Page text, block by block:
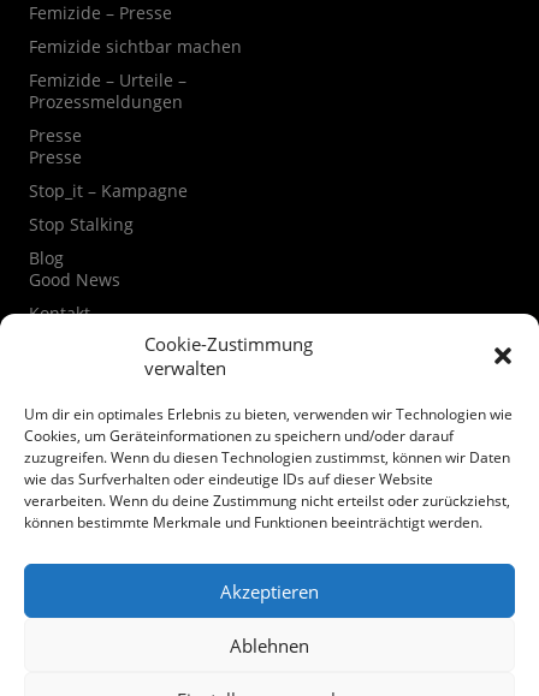
Cookie-Zustimmung
verwalten
Um dir ein optimales Erlebnis zu bieten, verwenden wir Technologien wie
Cookies, um Geräteinformationen zu speichern und/oder darauf
zuzugreifen. Wenn du diesen Technologien zustimmst, können wir Daten
wie das Surfverhalten oder eindeutige IDs auf dieser Website
verarbeiten. Wenn du deine Zustimmung nicht erteilst oder zurückziehst,
können bestimmte Merkmale und Funktionen beeinträchtigt werden.
Akzeptieren
Ablehnen
Femizide – Presse
Femizide sichtbar machen
Femizide – Urteile –
Prozessmeldungen
Presse
Presse
Stop_it – Kampagne
Stop Stalking
Blog
Good News
Kontakt
Kontaktformular
Datenschutzerklärung
Cookie-Richtlinie (EU)
Spenden